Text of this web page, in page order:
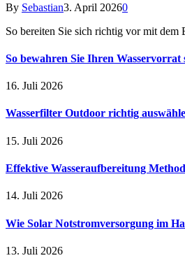
By Sebastian3. April 20260
So bereiten Sie sich richtig vor mit
So bewahren Sie Ihren
16. Juli 2026
Wasserfilter Outdoor richtig
15. Juli 2026
Effektive Wasseraufbereitung
14. Juli 2026
Wie Solar Notstromversorgung im
13. Juli 2026